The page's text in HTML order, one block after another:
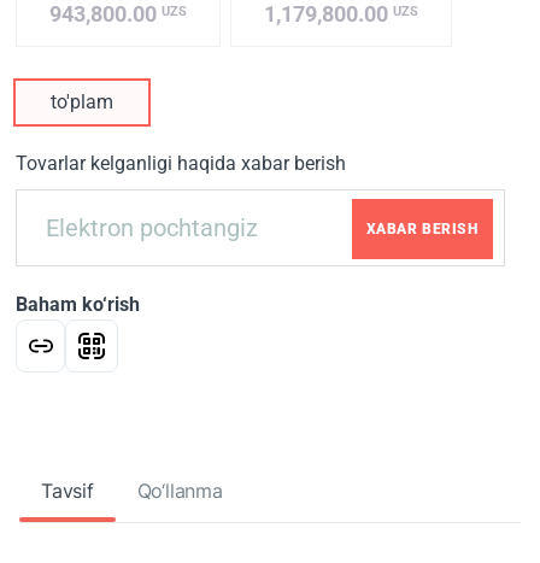
943,800.00 UZS 1,179,800.00UZS
to'plam
Tovarlar kelganligi haqida xabar berish
XABAR BERISH
Baham ko‘rish
Tavsif Qo‘llanma